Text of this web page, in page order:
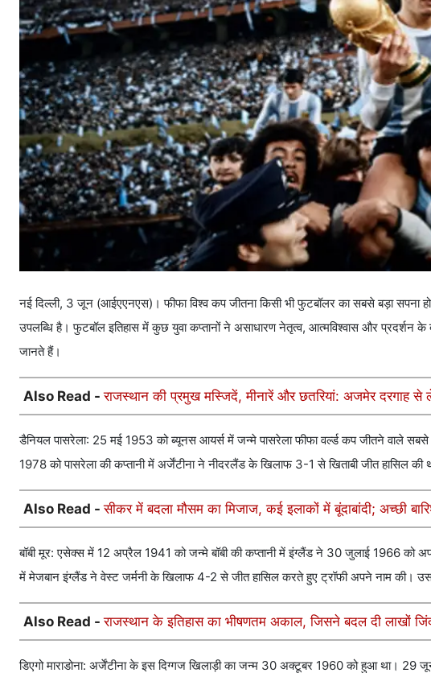
नई दिल्ली, 3 जून (आईएएनएस)। फीफा विश्व कप जीतना किसी भी फुटबॉलर का सबसे बड़ा सपना
उपलब्धि है। फुटबॉल इतिहास में कुछ युवा कप्तानों ने असाधारण नेतृत्व, आत्मविश्वास और प्रदर्शन
जानते हैं।
Also Read -राजस्थान की प्रमुख मस्जिदें, मीनारें और छतरियां: अजमेर दरगाह से
डैनियल पासरेला: 25 मई 1953 को ब्यूनस आयर्स में जन्मे पासरेला फीफा वर्ल्ड कप जीतने वाले
1978 को पासरेला की कप्तानी में अर्जेंटीना ने नीदरलैंड के खिलाफ 3-1 से खिताबी जीत हासिल की
Also Read -सीकर में बदला मौसम का मिजाज, कई इलाकों में बूंदाबांदी; अच्छी
बॉबी मूर: एसेक्स में 12 अप्रैल 1941 को जन्मे बॉबी की कप्तानी में इंग्लैंड ने 30 जुलाई 1966 को
में मेजबान इंग्लैंड ने वेस्ट जर्मनी के खिलाफ 4-2 से जीत हासिल करते हुए ट्रॉफी अपने नाम की।
Also Read -राजस्थान के इतिहास का भीषणतम अकाल, जिसने बदल दी लाखों
डिएगो माराडोना: अर्जेंटीना के इस दिग्गज खिलाड़ी का जन्म 30 अक्टूबर 1960 को हुआ था।